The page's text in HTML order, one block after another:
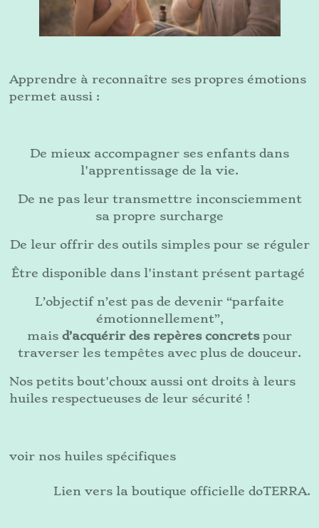
Apprendre à reconnaître ses propres émotions
permet aussi :
De mieux accompagner ses enfants dans
l'apprentissage de la vie.
De ne pas leur transmettre inconsciemment
sa propre surcharge
De leur offrir des outils simples pour se réguler
Être disponible dans l'instant présent partagé
L’objectif n’est pas de devenir “parfaite
émotionnellement”,
mais d’acquérir des repères concretspour
traverser les tempêtes avec plus de douceur.
Nos petits bout'choux aussi ont droits à leurs
huiles respectueuses de leur sécurité !
voir nos huiles spécifiques
Lien vers la boutique officielle doTERRA.